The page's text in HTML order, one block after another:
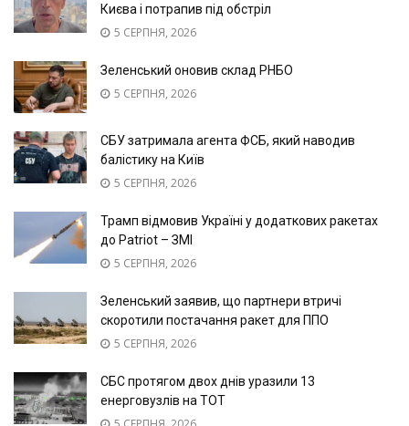
Києва і потрапив під обстріл
5 СЕРПНЯ, 2026
Зеленський оновив склад РНБО
5 СЕРПНЯ, 2026
СБУ затримала агента ФСБ, який наводив
балістику на Київ
5 СЕРПНЯ, 2026
Трамп відмовив Україні у додаткових ракетах
до Patriot – ЗМІ
5 СЕРПНЯ, 2026
Зеленський заявив, що партнери втричі
скоротили постачання ракет для ППО
5 СЕРПНЯ, 2026
СБС протягом двох днів уразили 13
енерговузлів на ТОТ